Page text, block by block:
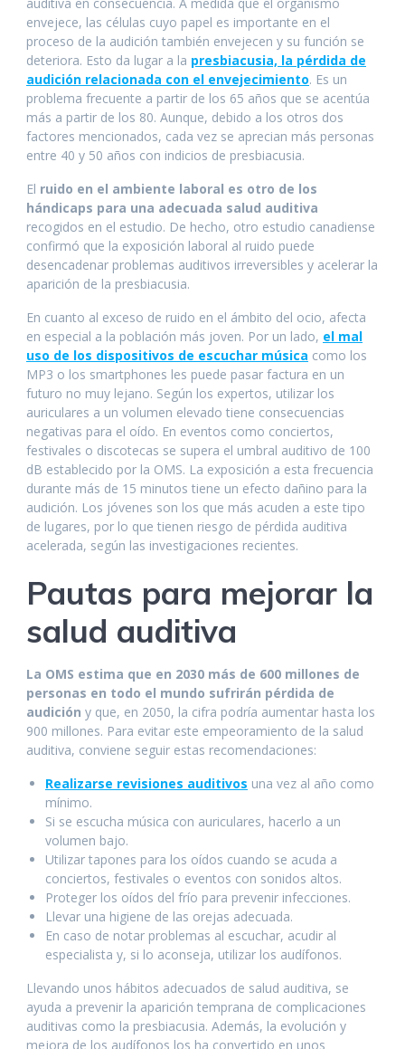
envejece, las células cuyo papel es importante en el
proceso de la audición también envejecen y su función se
deteriora. Esto da lugar a la presbiacusia, la pérdida de
audición relacionada con el envejecimiento. Es un
problema frecuente a partir de los 65 años que se acentúa
más a partir de los 80. Aunque, debido a los otros dos
factores mencionados, cada vez se aprecian más personas
entre 40 y 50 años con indicios de presbiacusia.
El ruido en el ambiente laboral es otro de los
hándicaps para una adecuada salud auditiva
recogidos en el estudio. De hecho, otro estudio canadiense
confirmó que la exposición laboral al ruido puede
desencadenar problemas auditivos irreversibles y acelerar la
aparición de la presbiacusia.
En cuanto al exceso de ruido en el ámbito del ocio, afecta
en especial a la población más joven. Por un lado, el mal
uso de los dispositivos de escuchar música como los
MP3 o los smartphones les puede pasar factura en un
futuro no muy lejano. Según los expertos, utilizar los
auriculares a un volumen elevado tiene consecuencias
negativas para el oído. En eventos como conciertos,
festivales o discotecas se supera el umbral auditivo de 100
dB establecido por la OMS. La exposición a esta frecuencia
durante más de 15 minutos tiene un efecto dañino para la
audición. Los jóvenes son los que más acuden a este tipo
de lugares, por lo que tienen riesgo de pérdida auditiva
acelerada, según las investigaciones recientes.
Pautas para mejorar la
salud auditiva
La OMS estima que en 2030 más de 600 millones de
personas en todo el mundo sufrirán pérdida de
audición y que, en 2050, la cifra podría aumentar hasta los
900 millones. Para evitar este empeoramiento de la salud
auditiva, conviene seguir estas recomendaciones:
Realizarse revisiones auditivos una vez al año como
mínimo.
Si se escucha música con auriculares, hacerlo a un
volumen bajo.
Utilizar tapones para los oídos cuando se acuda a
conciertos, festivales o eventos con sonidos altos.
Proteger los oídos del frío para prevenir infecciones.
Llevar una higiene de las orejas adecuada.
En caso de notar problemas al escuchar, acudir al
especialista y, si lo aconseja, utilizar los audífonos.
Llevando unos hábitos adecuados de salud auditiva, se
ayuda a prevenir la aparición temprana de complicaciones
auditivas como la presbiacusia. Además, la evolución y
mejora de los audífonos los ha convertido en unos